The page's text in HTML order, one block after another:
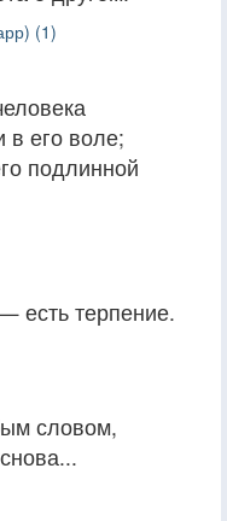
(1)
в его воле;
подлинной
есть терпение.
словом,